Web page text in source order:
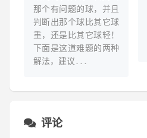
那个有问题的球，并且
判断出那个球比其它球
重，还是比其它球轻！
下面是这道难题的两种
解法，建议...
评论